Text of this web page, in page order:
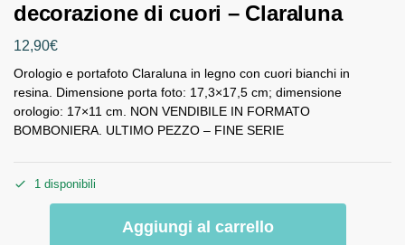
decorazione di cuori – Claraluna
12,90€
Orologio e portafoto Claraluna in legno con cuori bianchi in
resina. Dimensione porta foto: 17,3×17,5 cm; dimensione
orologio: 17×11 cm. NON VENDIBILE IN FORMATO
BOMBONIERA. ULTIMO PEZZO – FINE SERIE
1 disponibili
Aggiungi al carrello